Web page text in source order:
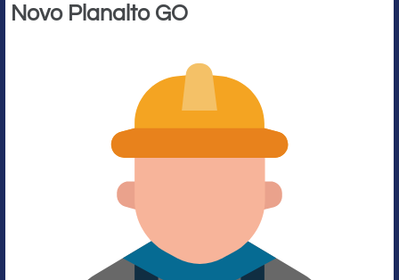
Novo Planalto GO